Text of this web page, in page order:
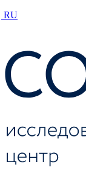
RU